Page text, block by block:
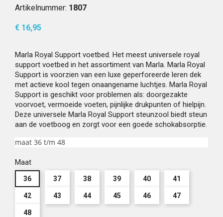
Artikelnummer: 1807
€ 16,95
Marla Royal Support voetbed. Het meest universele royal
support voetbed in het assortiment van Marla. Marla Royal
Support is voorzien van een luxe geperforeerde leren dek
met actieve kool tegen onaangename luchtjes. Marla Royal
Support is geschikt voor problemen als: doorgezakte
voorvoet, vermoeide voeten, pijnlijke drukpunten of hielpijn.
Deze universele Marla Royal Support steunzool biedt steun
aan de voetboog en zorgt voor een goede schokabsorptie.
maat 36 t/m 48
Maat
36 37 38 39 40 41
42 43 44 45 46 47
48